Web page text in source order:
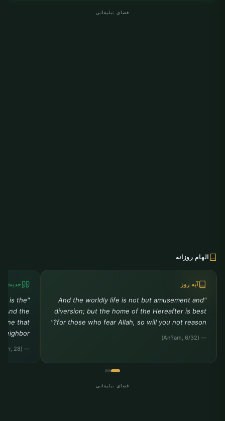
فضای تبلیغاتی
الهام روزانه
آیه روز
"And the worldly life is not but amusement and
diversion; but the home of the Hereafter is best
for those who fear Allah, so will you not reason?"
— (An?am, 6/32)
حدیث
is the
And the
one that
— (Tirmidhi, Birr, 28)
فضای تبلیغاتی